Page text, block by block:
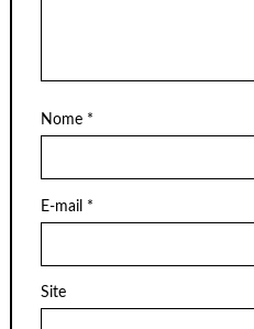
Nome *
E-mail *
Site